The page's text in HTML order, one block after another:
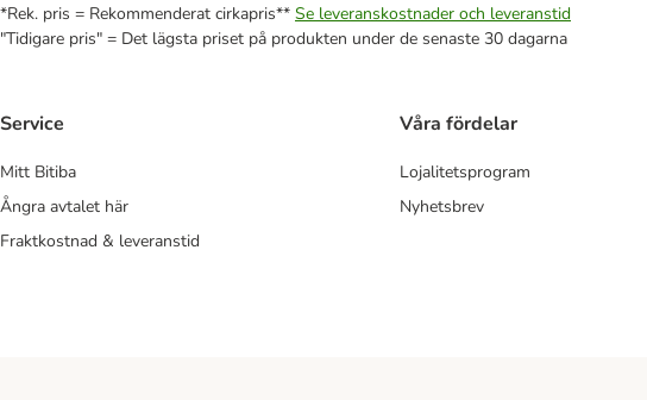
*Rek. pris = Rekommenderat cirkapris** Se leveranskostnader och leveranstid
"Tidigare pris" = Det lägsta priset på produkten under de senaste 30 dagarna
Service
Mitt Bitiba
Ångra avtalet här
Fraktkostnad & leveranstid
Våra fördelar
Lojalitetsprogram
Nyhetsbrev